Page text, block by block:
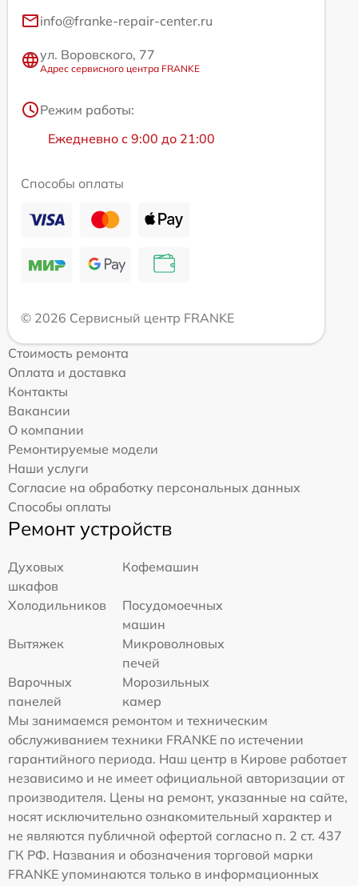
info@franke-repair-center.ru
ул. Воровского, 77
Адрес сервисного центра FRANKE
Режим работы:
Ежедневно с 9:00 до 21:00
Способы оплаты
© 2026 Сервисный центр FRANKE
Стоимость ремонта
Оплата и доставка
Контакты
Вакансии
О компании
Ремонтируемые модели
Наши услуги
Согласие на обработку персональных данных
Способы оплаты
Ремонт устройств
Духовых
шкафов
Кофемашин
Холодильников
Посудомоечных
машин
Вытяжек
Микроволновых
печей
Варочных
панелей
Морозильных
камер
Мы занимаемся ремонтом и техническим
обслуживанием техники FRANKE по истечении
гарантийного периода. Наш центр в Кирове работает
независимо и не имеет официальной авторизации от
производителя. Цены на ремонт, указанные на сайте,
носят исключительно ознакомительный характер и
не являются публичной офертой согласно п. 2 ст. 437
ГК РФ. Названия и обозначения торговой марки
FRANKE упоминаются только в информационных